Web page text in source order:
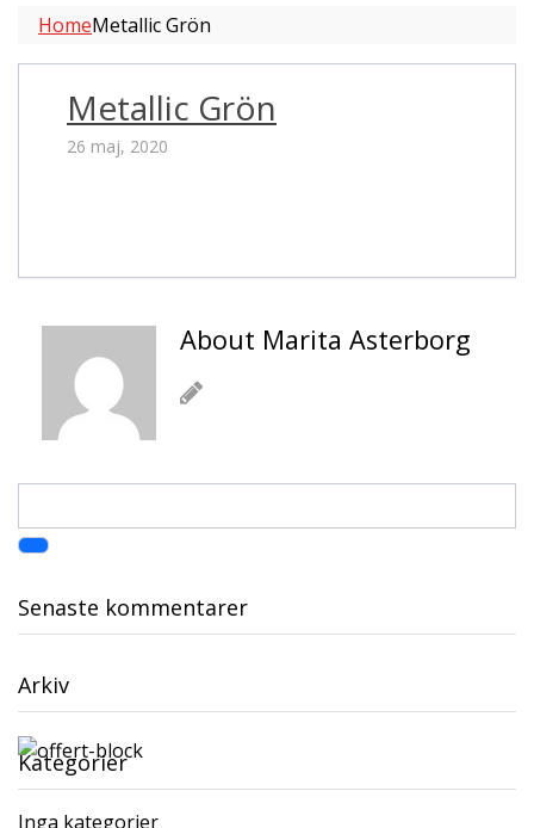
HomeMetallic Grön
Metallic Grön
26 maj, 2020
About Marita Asterborg
Senaste kommentarer
Arkiv
Kategorier
Inga kategorier